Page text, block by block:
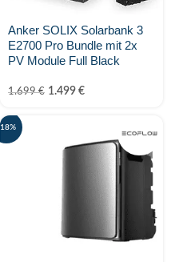
Anker SOLIX Solarbank 3
E2700 Pro Bundle mit 2x
PV Module Full Black
1.699€ 1.499 €
-18%